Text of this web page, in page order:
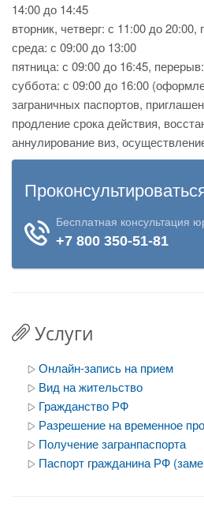
14:00 до 14:45
вторник, четверг: с 11:00 до
среда: с 09:00 до 13:00
пятница: с 09:00 до 16:45,
суббота: с 09:00 до 16:00
заграничных паспортов,
продление срока действия,
аннулирование виз,
Услуги
Онлайн-запись на прием
Вид на жительство
Гражданство РФ
Разрешение на временное
Получение загранпаспорта
Паспорт гражданина РФ